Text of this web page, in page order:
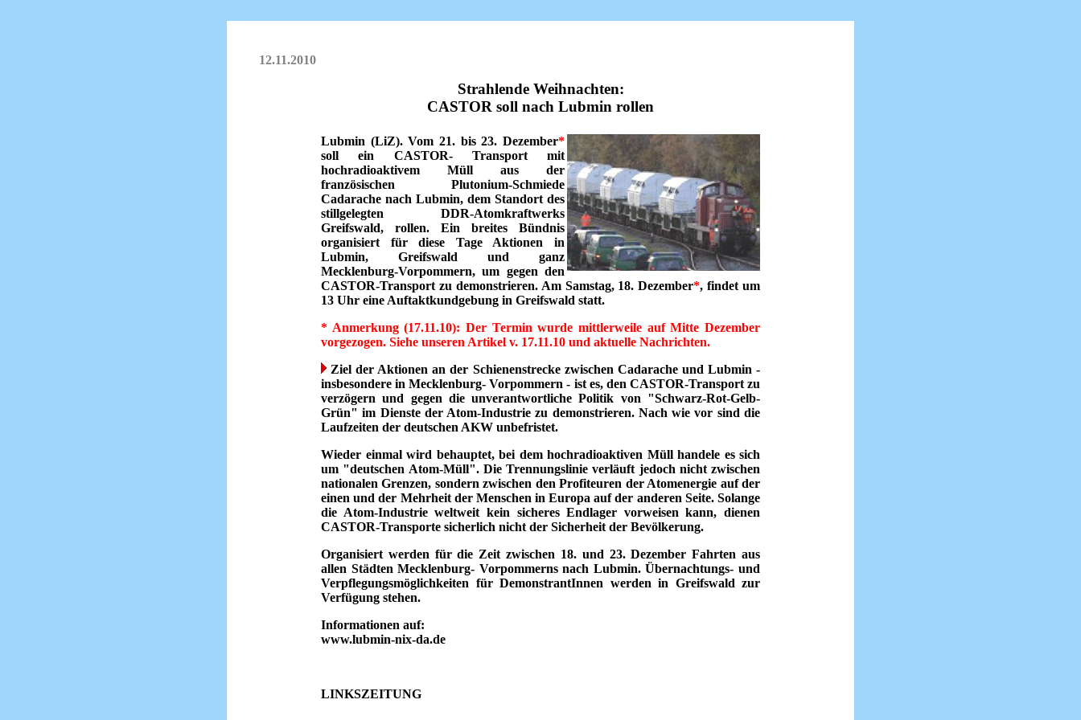
12.11.2010
Strahlende Weihnachten:
CASTOR soll nach Lubmin rollen
Lubmin (LiZ). Vom 21. bis 23. Dezember*
soll ein CASTOR- Transport mit
hochradioaktivem Müll aus der
französischen Plutonium-Schmiede
Cadarache nach Lubmin, dem Standort des
stillgelegten DDR-Atomkraftwerks
Greifswald, rollen. Ein breites Bündnis
organisiert für diese Tage Aktionen in
Lubmin, Greifswald und ganz
Mecklenburg-Vorpommern, um gegen den
CASTOR-Transport zu demonstrieren. Am Samstag, 18. Dezember*, findet um
13 Uhr eine Auftaktkundgebung in Greifswald statt.
* Anmerkung (17.11.10): Der Termin wurde mittlerweile auf Mitte Dezember
vorgezogen. Siehe unseren Artikel v. 17.11.10 und aktuelle Nachrichten.
Ziel der Aktionen an der Schienenstrecke zwischen Cadarache und Lubmin -
insbesondere in Mecklenburg- Vorpommern - ist es, den CASTOR-Transport zu
verzögern und gegen die unverantwortliche Politik von "Schwarz-Rot-Gelb-
Grün" im Dienste der Atom-Industrie zu demonstrieren. Nach wie vor sind die
Laufzeiten der deutschen AKW unbefristet.
Wieder einmal wird behauptet, bei dem hochradioaktiven Müll handele es sich
um "deutschen Atom-Müll". Die Trennungslinie verläuft jedoch nicht zwischen
nationalen Grenzen, sondern zwischen den Profiteuren der Atomenergie auf der
einen und der Mehrheit der Menschen in Europa auf der anderen Seite. Solange
die Atom-Industrie weltweit kein sicheres Endlager vorweisen kann, dienen
CASTOR-Transporte sicherlich nicht der Sicherheit der Bevölkerung.
Organisiert werden für die Zeit zwischen 18. und 23. Dezember Fahrten aus
allen Städten Mecklenburg- Vorpommerns nach Lubmin. Übernachtungs- und
Verpflegungsmöglichkeiten für DemonstrantInnen werden in Greifswald zur
Verfügung stehen.
Informationen auf:
www.lubmin-nix-da.de
LINKSZEITUNG